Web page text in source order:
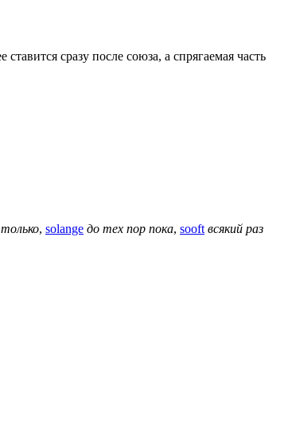
сразу после союза, а спрягаемая часть
, solange до тех пор пока, sooft всякий раз